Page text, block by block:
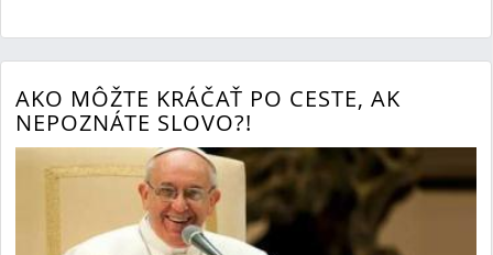
AKO MÔŽTE KRÁČAŤ PO CESTE, AK
NEPOZNÁTE SLOVO?!